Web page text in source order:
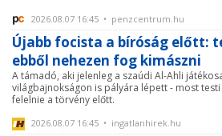
2026.08.07 16:45 • penzcentrum.hu
Újabb focista a bíróság előtt:
ebből nehezen fog kimászni
A támadó, aki jelenleg a szaúdi Al-Ahli
világbajnokságon is pályára lépett - most
felelnie a törvény előtt.
2026.08.07 16:45 • ingatlanhirek.hu